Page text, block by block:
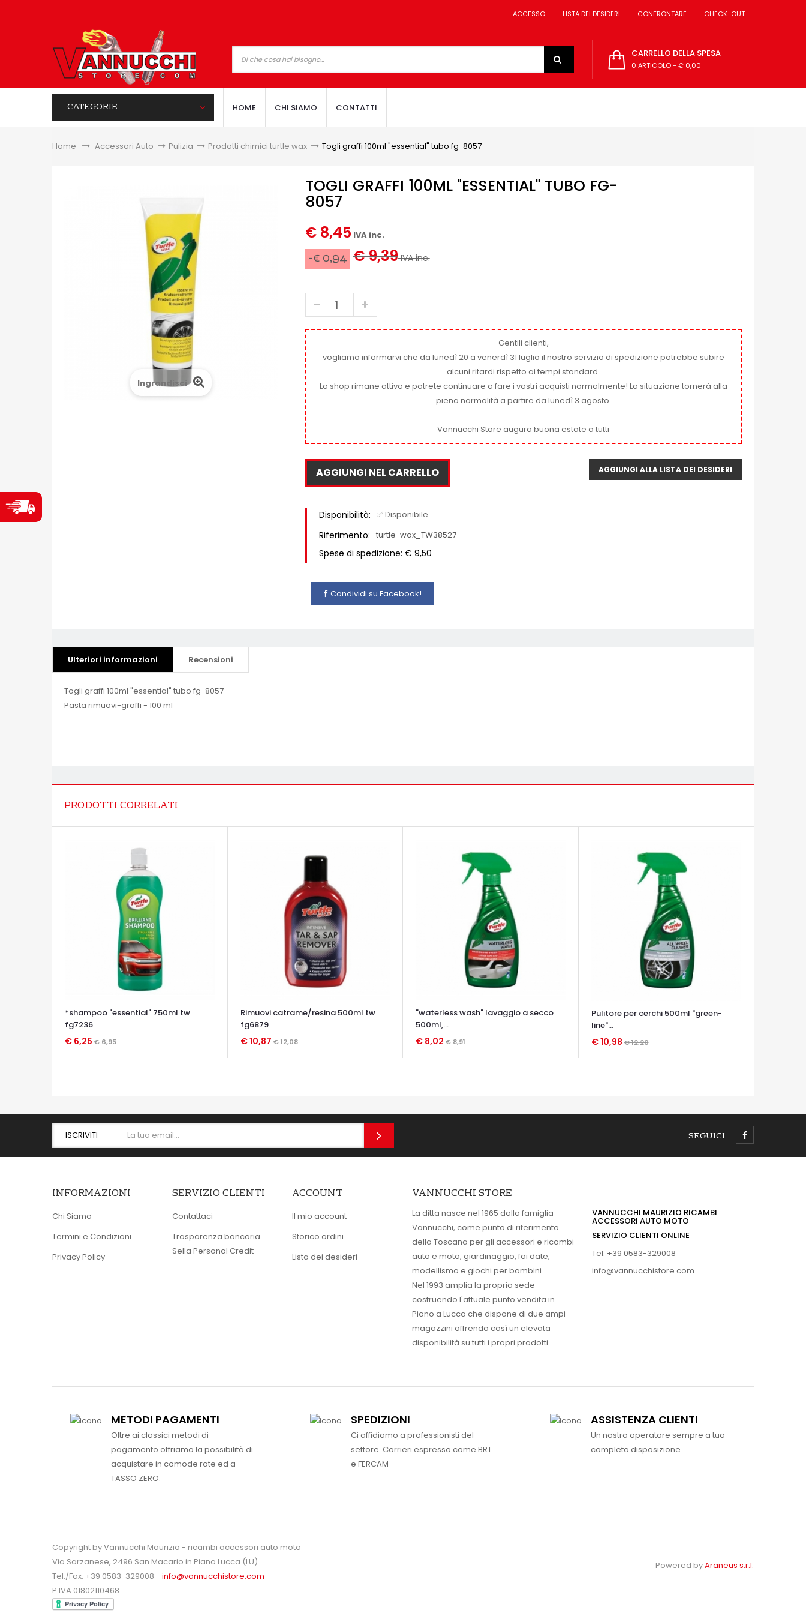
ACCESSO LISTA DEI DESIDERI CONFRONTARE CHECK-OUT
CARRELLO DELLA SPESA
0 ARTICOLO- € 0,00
CATEGORIE HOME CHI SIAMO CONTATTI
Home &gt;Accessori Auto > Pulizia > Prodotti chimici turtle wax > Togli graffi 100ml "essential" tubo fg-8057
Ingrandisci
TOGLI GRAFFI 100ML "ESSENTIAL" TUBO FG-
8057
€ 8,45 IVA inc.
-€ 0,94 € 9,39IVA inc.
Gentili clienti,
vogliamo informarvi che da lunedì 20 a venerdì 31 luglio il nostro servizio di spedizione potrebbe subire
alcuni ritardi rispetto ai tempi standard.
Lo shop rimane attivo e potrete continuare a fare i vostri acquisti normalmente! La situazione tornerà alla
piena normalità a partire da lunedì 3 agosto.
Vannucchi Store augura buona estate a tutti
AGGIUNGI NEL CARRELLO AGGIUNGI ALLA LISTA DEI DESIDERI
Disponibilità: ✅ Disponibile
Riferimento: turtle-wax_TW38527
Spese di spedizione: € 9,50
Condividi su Facebook!
Ulteriori informazioni Recensioni
Togli graffi 100ml "essential" tubo fg-8057
Pasta rimuovi-graffi - 100 ml
PRODOTTI CORRELATI
*shampoo "essential" 750ml tw
fg7236
€ 6,25 € 6,95
Rimuovi catrame/resina 500ml tw
fg6879
€ 10,87€ 12,08
"waterless wash" lavaggio a secco
500ml,...
€ 8,02 € 8,91
Pulitore per cerchi 500ml "green-
line"...
€ 10,98€ 12,20
ISCRIVITI SEGUICI
INFORMAZIONI
Chi Siamo
Termini e Condizioni
Privacy Policy
SERVIZIO CLIENTI
Contattaci
Trasparenza bancaria
Sella Personal Credit
ACCOUNT
Il mio account
Storico ordini
Lista dei desideri
VANNUCCHI STORE
La ditta nasce nel 1965 dalla famiglia
Vannucchi, come punto di riferimento
della Toscana per gli accessori e ricambi
auto e moto, giardinaggio, fai date,
modellismo e giochi per bambini.
Nel 1993 amplia la propria sede
costruendo l'attuale punto vendita in
Piano a Lucca che dispone di due ampi
magazzini offrendo così un elevata
disponibilità su tutti i propri prodotti.
VANNUCCHI MAURIZIO RICAMBI
ACCESSORI AUTO MOTO
SERVIZIO CLIENTI ONLINE
Tel. +39 0583-329008
info@vannucchistore.com
METODI PAGAMENTI
Oltre ai classici metodi di
pagamento offriamo la possibilità di
acquistare in comode rate ed a
TASSO ZERO.
SPEDIZIONI
Ci affidiamo a professionisti del
settore. Corrieri espresso come BRT
e FERCAM
ASSISTENZA CLIENTI
Un nostro operatore sempre a tua
completa disposizione
Copyright by Vannucchi Maurizio - ricambi accessori auto moto
Via Sarzanese, 2496 San Macario in Piano Lucca (LU)
Tel./Fax. +39 0583-329008 - info@vannucchistore.com
P.IVA 01802110468
Powered byAraneus s.r.l.